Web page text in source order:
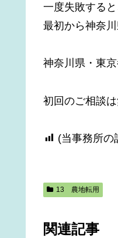
一度失敗する
最初から神奈
神奈川県・東
初回のご相談は
(当事務所の
13 農地転用
関連記事